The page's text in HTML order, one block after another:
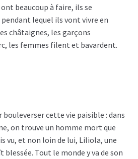
beaucoup à faire, ils se
lequel ils vont vivre en
châtaignes, les garçons
les femmes filent et bavardent.
bouleverser cette vie paisible : dans
on trouve un homme mort que
vu, et non loin de lui, Liliola, une
Tout le monde y va de son